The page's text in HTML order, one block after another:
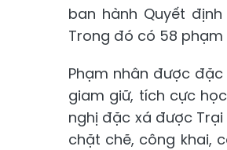
ban hành Quyết
Trong đó có 58
Phạm nhân được
giam giữ, tích cực
nghị đặc xá được
chặt chẽ, công khai,